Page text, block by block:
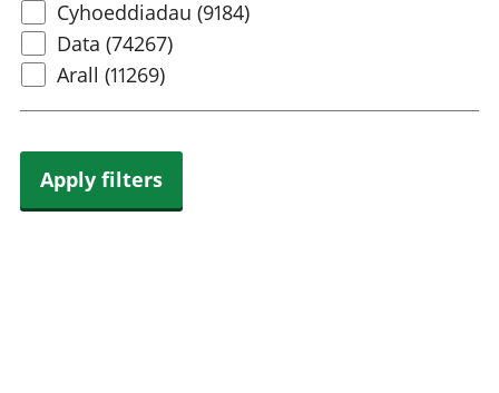
Select
content
type
Cyhoeddiadau (9184)
Data (74267)
Arall (11269)
Apply filters